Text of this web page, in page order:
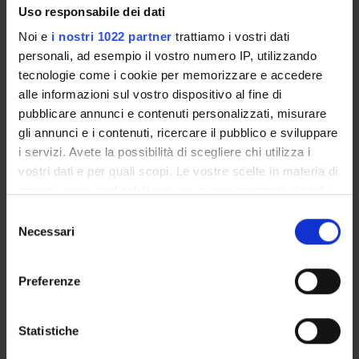
Uso responsabile dei dati
Noi e i nostri 1022 partner trattiamo i vostri dati
personali, ad esempio il vostro numero IP, utilizzando
tecnologie come i cookie per memorizzare e accedere
alle informazioni sul vostro dispositivo al fine di
pubblicare annunci e contenuti personalizzati, misurare
gli annunci e i contenuti, ricercare il pubblico e sviluppare
i servizi. Avete la possibilità di scegliere chi utilizza i
vostri dati e per quali scopi. Le vostre scelte in materia di
modificare o revocare il proprio consenso in qualsiasi
momento dalla Dichiarazione sui cookie o facendo clic
raccogliere informazioni sulla tua posizione
geografica, con un'approssimazione di qualche
delNecessari
Preferenze
Statistiche
HOLIDAYS
FROM
Enrolment Policy
Lesson timetable
Exam calendar